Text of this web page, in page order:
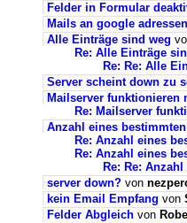
Felder in Formular
Mails an google
Alle Einträge sind weg
Re: Alle Einträge
Re: Re: Alle
Server scheint down zu
Mailserver funktionieren
Re: Mailserver
Anzahl eines
Re: Anzahl eines
Re: Anzahl eines
Re: Re:
server down? von
kein Email Empfang von
Felder Abgleich von